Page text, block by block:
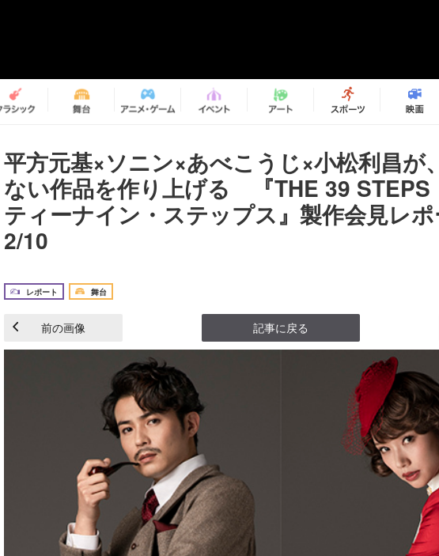
平方元基×ソニン×あべこうじ×小松利昌が
ない作品を作り上げる 『THE 39
ティーナイン・ステップス』製作会見レ
2/10
レポート 舞台
前の画像 記事に戻る